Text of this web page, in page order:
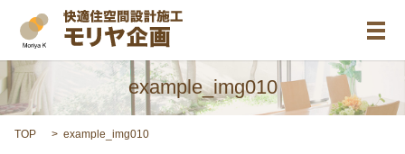
メ
example_img010
TOP example_img010